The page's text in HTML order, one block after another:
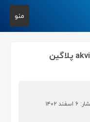
منو
دانلود akvis makeup 6.0.729.17903 پلاگین
۱۴۰۲